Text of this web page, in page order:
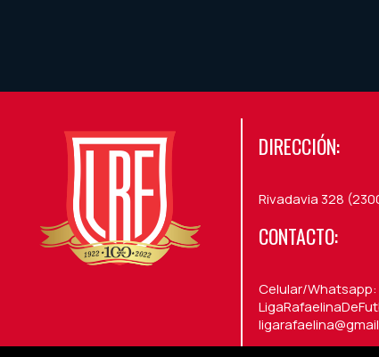
DIRECCIÓN:
Rivadavia 328
CONTACTO:
Celular/